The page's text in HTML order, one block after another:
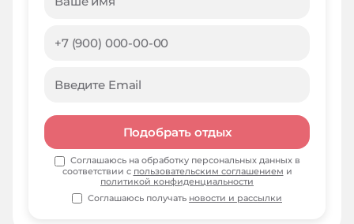
Подобрать отдых
Соглашаюсь на обработку персональных данных в
соответствии с пользовательским соглашением и
политикой конфиденциальности
Соглашаюсь получать новости и рассылки